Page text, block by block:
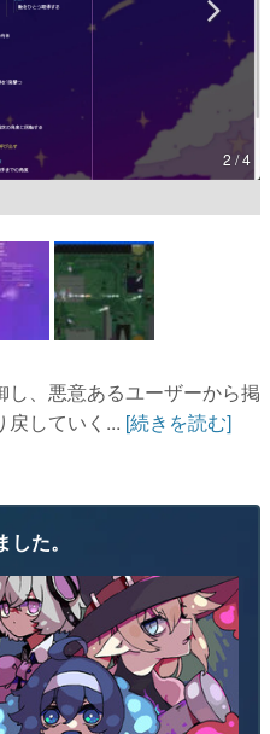
2 / 4
、悪意あるユーザーから掲
戻していく... [続きを読む]
た。